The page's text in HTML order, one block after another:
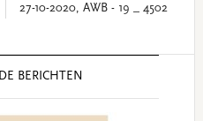
27-10-2020, AWB - 19 _ 4502
BERICHTEN